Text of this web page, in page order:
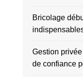
Bricolage
Gestion
de confiance